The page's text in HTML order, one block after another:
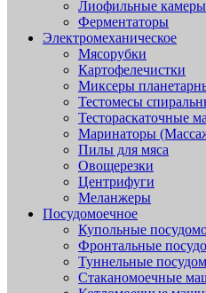
Лиофильные камеры
Ферментаторы
Электромеханическое
Мясорубки
Картофелечистки
Миксеры
Тестомесы
Тестораскаточные
Маринаторы
Пилы для мяса
Овощерезки
Центрифуги
Меланжеры
Посудомоечное
Купольные
Фронтальные
Туннельные
Стаканомоечные